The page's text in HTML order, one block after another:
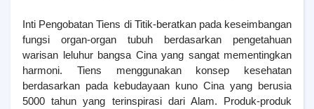
Inti Pengobatan Tiens di Titik-beratkan pada keseimbangan
fungsi organ-organ tubuh berdasarkan pengetahuan
warisan leluhur bangsa Cina yang sangat mementingkan
harmoni. Tiens menggunakan konsep kesehatan
berdasarkan pada kebudayaan kuno Cina yang berusia
5000 tahun yang terinspirasi dari Alam. Produk-produk